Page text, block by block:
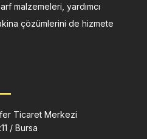
malzemeleri, yardımcı
çözümlerini de hizmete
Ticaret Merkezi
/ Bursa